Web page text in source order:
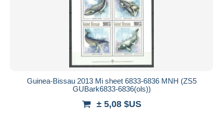
Guinea-Bissau 2013 Mi sheet 6833-6836 MNH (ZS5
GUBark6833-6836(ols))
± 5,08 $US